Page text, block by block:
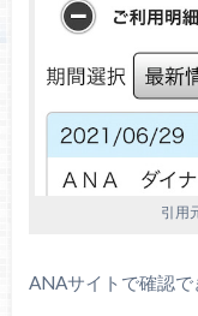
引用
ANAサイトで確認で